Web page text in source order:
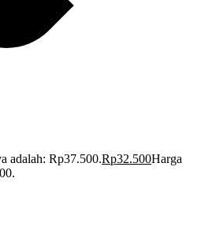
adalah: Rp37.500.Rp32.500Harga